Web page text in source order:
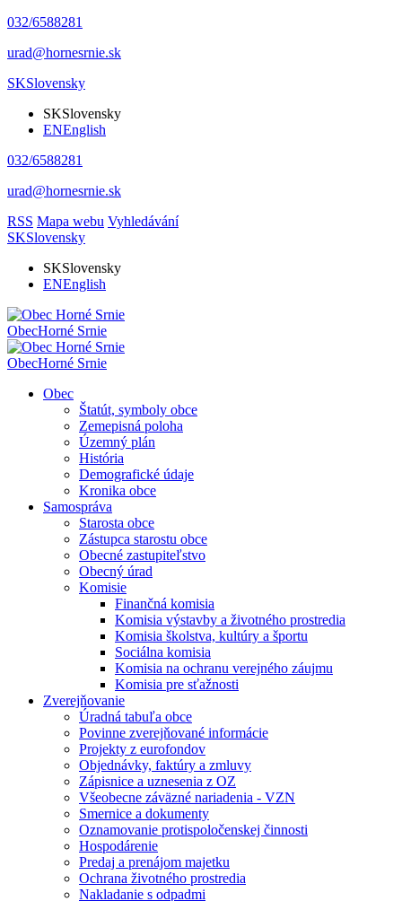
032/6588281
urad@hornesrnie.sk
SKSlovensky
SKSlovensky
ENEnglish
032/6588281
urad@hornesrnie.sk
RSS Mapa webu Vyhledávání
SKSlovensky
SKSlovensky
ENEnglish
ObecHorné Srnie
ObecHorné Srnie
Obec
Štatút, symboly obce
Zemepisná poloha
Územný plán
História
Demografické údaje
Kronika obce
Samospráva
Starosta obce
Zástupca starostu obce
Obecné zastupiteľstvo
Obecný úrad
Komisie
Finančná komisia
Komisia výstavby a životného prostredia
Komisia školstva, kultúry a športu
Sociálna komisia
Komisia na ochranu verejného záujmu
Komisia pre sťažnosti
Zverejňovanie
Úradná tabuľa obce
Povinne zverejňované informácie
Projekty z eurofondov
Objednávky, faktúry a zmluvy
Zápisnice a uznesenia z OZ
Všeobecne záväzné nariadenia - VZN
Smernice a dokumenty
Oznamovanie protispoločenskej činnosti
Hospodárenie
Predaj a prenájom majetku
Ochrana životného prostredia
Nakladanie s odpadmi